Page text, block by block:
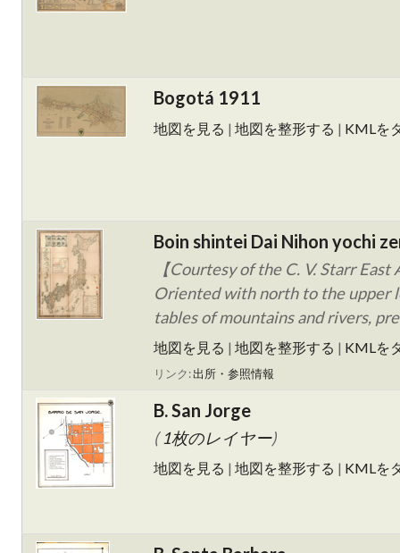
Bogotá 1911
地図を見る | 地図を整形する | KMLを
Boin shintei Dai Nihon yochi
【Courtesy of the C. V. Starr
Oriented with north to the upper
tables of mountains and rivers,
地図を見る | 地図を整形する | KMLを
リンク:出所・参照情報
B. San Jorge
(1枚のレイヤー)
地図を見る | 地図を整形する | KMLを